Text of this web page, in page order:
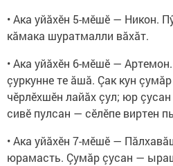
• Ака уйăхӗн 5-мӗшӗ — Никон.
кăмака шуратмалли вăхăт.
• Ака уйăхӗн 6-мӗшӗ —
çуркунне те ăшă. Çак кун
чӗрлӗхшӗн лайăх çул; юр
сивӗ пулсан — сӗлӗпе виртен
• Ака уйăхӗн 7-мӗшӗ —
юрамасть. Çумăр çусан —